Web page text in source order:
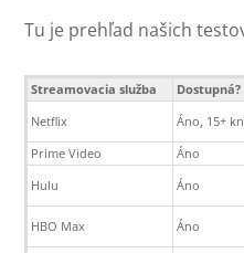
Tu je prehľad našich
Streamovacia služba Dostupná?
Netflix
Áno, 15+
Prime Video
Áno
Hulu
Áno
HBO Max
Áno